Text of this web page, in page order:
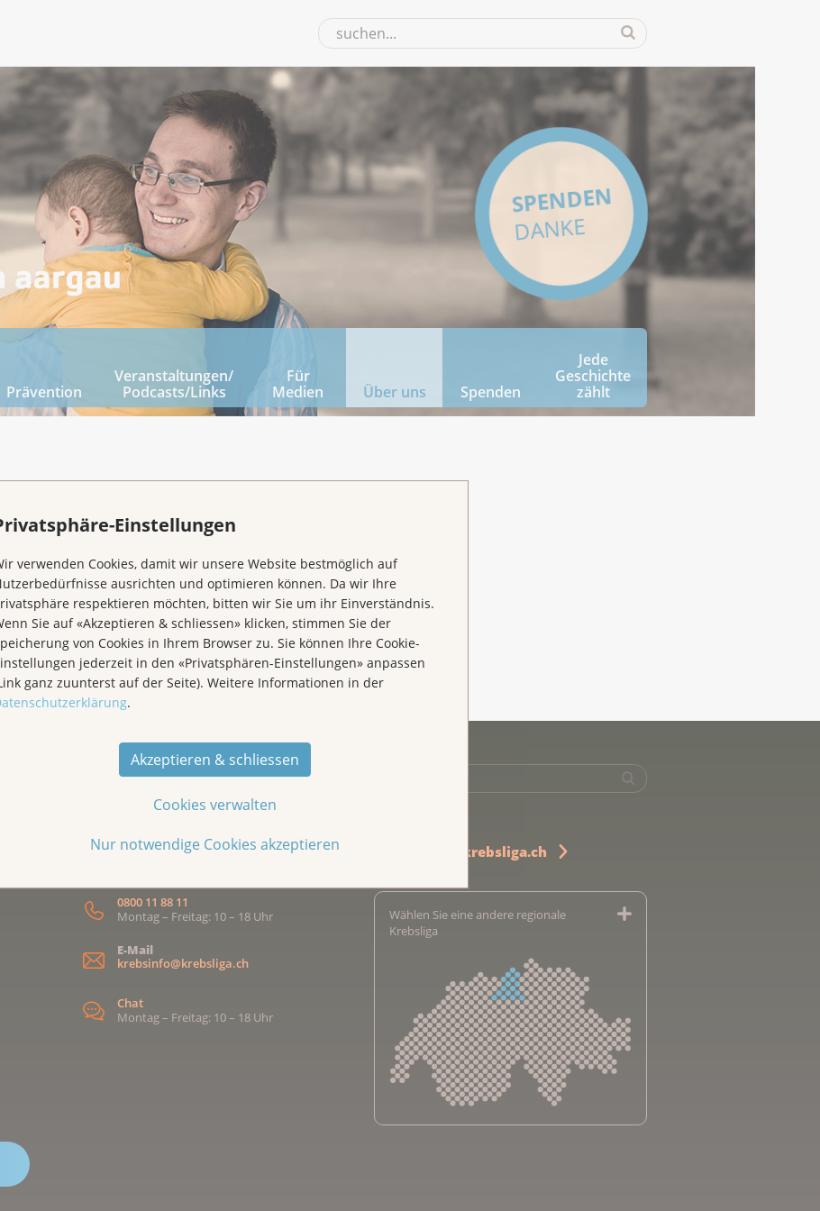
Einstellungen
verwenden Cookies, damit wir unsere Website bestmöglich auf
ausrichten und optimieren können. Da wir Ihre
respektieren möchten, bitten wir Sie um ihr Einverständnis.
Sie auf «Akzeptieren & schliessen» klicken, stimmen Sie der
von Cookies in Ihrem Browser zu. Sie können Ihre Cookie-
jederzeit in den «Privatsphären-Einstellungen» anpassen
ganz zuunterst auf der Seite). Weitere Informationen in der
.
Akzeptieren & schliessen
Cookies verwalten
Nur notwendige Cookies akzeptieren
SPENDEN
DANKE
Prävention
Veranstaltungen/
Podcasts/Links
Für
Medien
Über uns Spenden
Jede
Geschichte
zählt
Die Krebsliga Aargau haftet
Richtigkeit der publizierten
Dritter, welche über die Website der
sind.
KrebsInfo
0800 11 88 11
Montag – Freitag: 10 – 18 Uhr
E-Mail
krebsinfo@krebsliga.ch
Chat
Montag – Freitag: 10 – 18 Uhr
Zu www.krebsliga.ch
Wählen Sie eine andere regionale
Krebsliga